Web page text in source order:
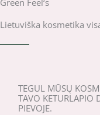
Lietuviška kosmetika
TEGUL MŪSŲ
TAVO KETURLAPIO
PIEVOJE.